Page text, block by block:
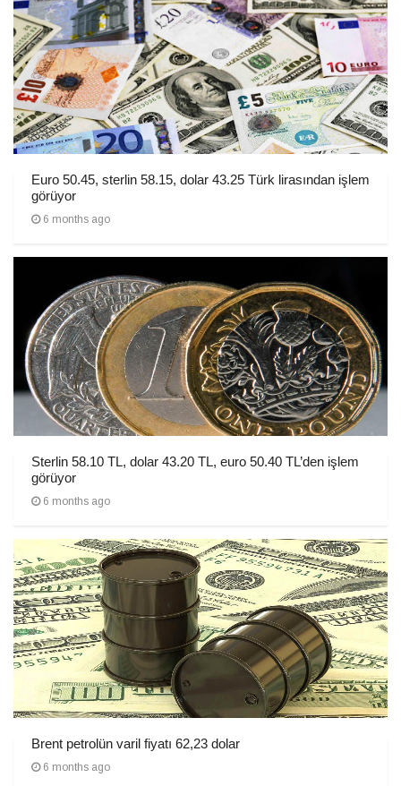
Euro 50.45, sterlin 58.15, dolar 43.25 Türk lirasından işlem
görüyor
6 months ago
Sterlin 58.10 TL, dolar 43.20 TL, euro 50.40 TL’den işlem
görüyor
6 months ago
Brent petrolün varil fiyatı 62,23 dolar
6 months ago